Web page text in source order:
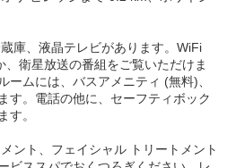
庫、液晶テレビがあります。WiFi
衛星放送の番組をご覧いただけま
ームには、バスアメニティ (無料)、
す。電話の他に、セーフティボック
す。
ント、フェイシャル トリートメント